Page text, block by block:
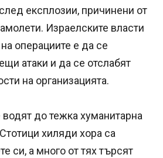
експлозии, причинени от
Израелските власти
операциите е да се
атаки и да се отслабят
на организацията.
до тежка хуманитарна
хиляди хора са
си, а много от тях търсят